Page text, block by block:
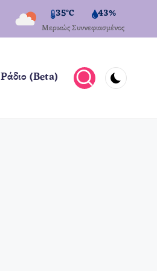
35°C 43%
Μερικώς Συννεφιασμένος
Ράδιο (Beta)